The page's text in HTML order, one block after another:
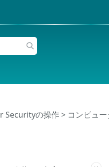
Securityの操作> コンピュ